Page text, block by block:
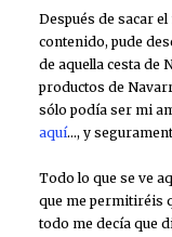
Después de sacar
contenido, pude
de aquella cesta de
productos de
sólo podía ser mi
aquí…, y
Todo lo que se ve
que me permitiréis
todo me decía que